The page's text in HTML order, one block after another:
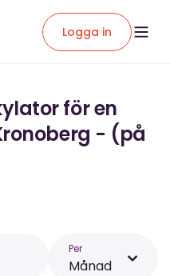
Logga in
för en
- (på
Per
Månad